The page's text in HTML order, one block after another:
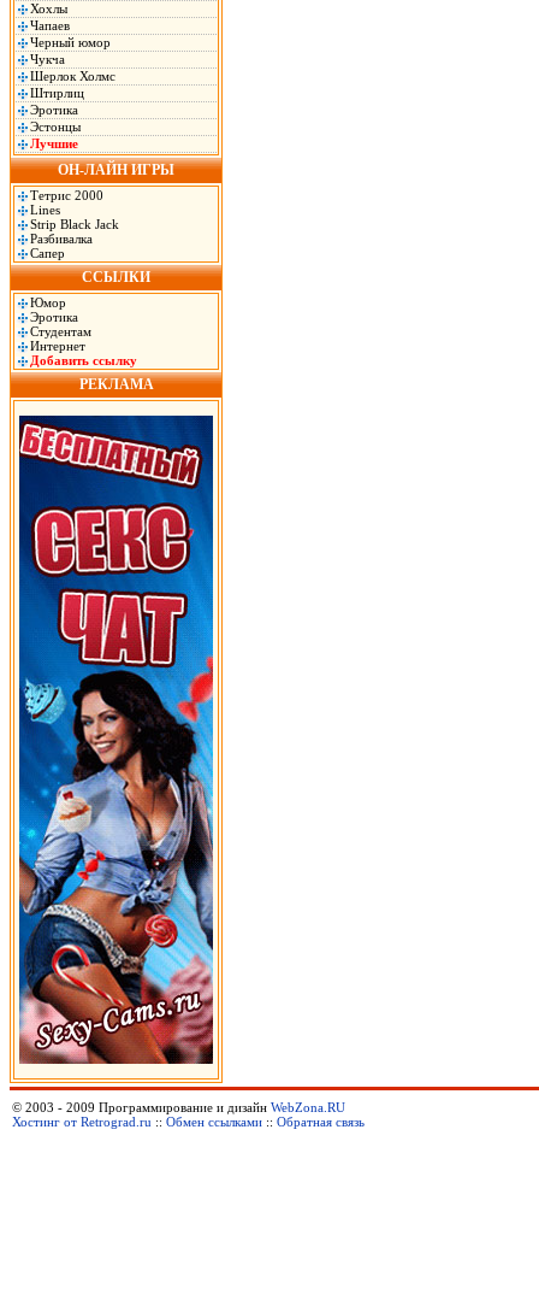
Хохлы
Чапаев
Черный юмор
Чукча
Шерлок Холмс
Штирлиц
Эротика
Эстонцы
Лучшие
ОН-ЛАЙН ИГРЫ
Тетрис 2000
Lines
Strip Black Jack
Разбивалка
Сапер
ССЫЛКИ
Юмор
Эротика
Студентам
Интернет
Добавить ссылку
РЕКЛАМА
© 2003 - 2009 Программирование и дизайн WebZona.RU
Хостинг от Retrograd.ru :: Обмен ссылками :: Обратная связь